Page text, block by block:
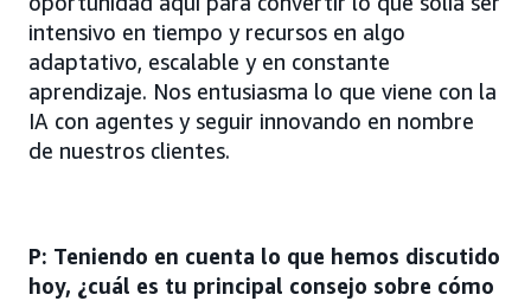
intensivo en tiempo y recursos en algo
adaptativo, escalable y en constante
aprendizaje. Nos entusiasma lo que viene con la
IA con agentes y seguir innovando en nombre
de nuestros clientes.
P: Teniendo en cuenta lo que hemos discutido
hoy, ¿cuál es tu principal consejo sobre cómo